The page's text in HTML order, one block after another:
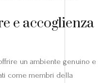
e accoglienza
un ambiente genuino e
come membri della